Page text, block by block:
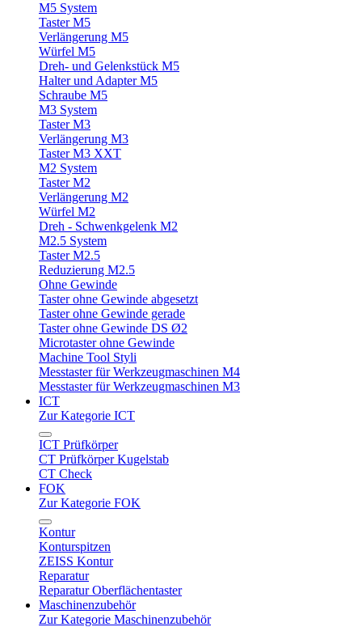
M5 System
Taster M5
Verlängerung M5
Würfel M5
Dreh- und Gelenkstück M5
Halter und Adapter M5
Schraube M5
M3 System
Taster M3
Verlängerung M3
Taster M3 XXT
M2 System
Taster M2
Verlängerung M2
Würfel M2
Dreh - Schwenkgelenk M2
M2.5 System
Taster M2.5
Reduzierung M2.5
Ohne Gewinde
Taster ohne Gewinde abgesetzt
Taster ohne Gewinde gerade
Taster ohne Gewinde DS Ø2
Microtaster ohne Gewinde
Machine Tool Styli
Messtaster für Werkzeugmaschinen M4
Messtaster für Werkzeugmaschinen M3
ICT
Zur Kategorie ICT
ICT Prüfkörper
CT Prüfkörper Kugelstab
CT Check
FOK
Zur Kategorie FOK
Kontur
Konturspitzen
ZEISS Kontur
Reparatur
Reparatur Oberflächentaster
Maschinenzubehör
Zur Kategorie Maschinenzubehör